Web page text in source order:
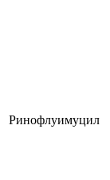
Ринофлуимуцил